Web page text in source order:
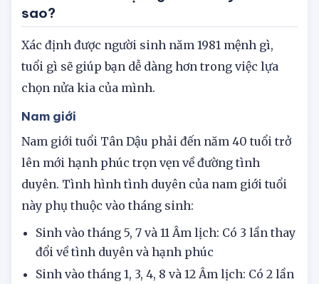
Sinh năm 1981 mệnh gì? Tình duyên ra
sao?
Xác định được người sinh năm 1981 mệnh gì,
tuổi gì sẽ giúp bạn dễ dàng hơn trong việc lựa
Nam giới
Nam giới tuổi Tân Dậu phải đến năm 40 tuổi trở
lên mới hạnh phúc trọn vẹn về đường tình
duyên. Tình hình tình duyên của nam giới tuổi
này phụ thuộc vào tháng sinh:
Sinh vào tháng 5, 7 và 11 Âm lịch: Có 3 lần thay
đổi về tình duyên và hạnh phúc